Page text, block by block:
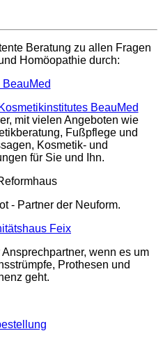
Beratung zu allen Fragen
Homöopathie durch:
Kosmetikinstitutes BeauMed
mit vielen Angeboten wie
Fußpflege und
Kosmetik- und
für Sie und Ihn.
- Partner der Neuform.
Ansprechpartner, wenn es um
Prothesen und
geht.